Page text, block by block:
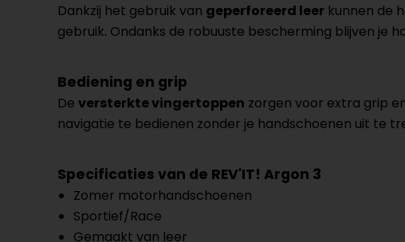
Dankzij het gebruik van geperforeerd leer kunnen de
gebruik. Ondanks de robuuste bescherming blijven je
Bediening en grip
De versterkte vingertoppen zorgen voor extra grip
navigatie te bedienen zonder je handschoenen uit te
Specificaties van de REV'IT! Argon 3
Zomer motorhandschoenen
Sportief/Race
Gemaakt van leer